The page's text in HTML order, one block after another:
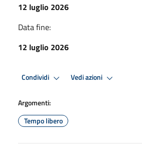
12 luglio 2026
Data fine:
12 luglio 2026
Condividi Vedi azioni
Argomenti:
Tempo libero